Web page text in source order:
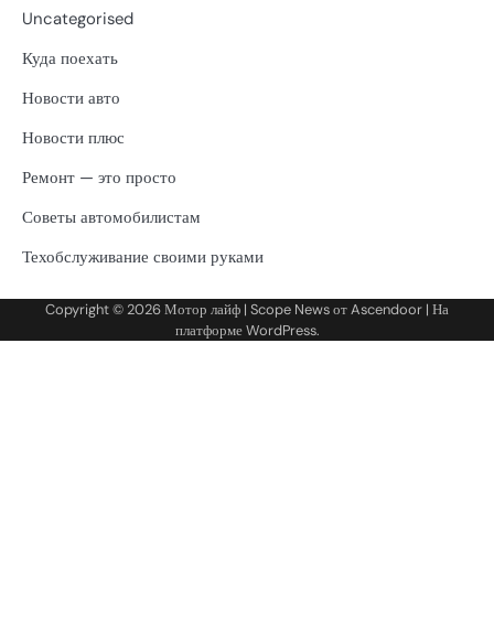
Uncategorised
Куда поехать
Новости авто
Новости плюс
Ремонт — это просто
Советы автомобилистам
Техобслуживание своими руками
Copyright © 2026Мотор лайф | Scope News отAscendoor | На
платформеWordPress.